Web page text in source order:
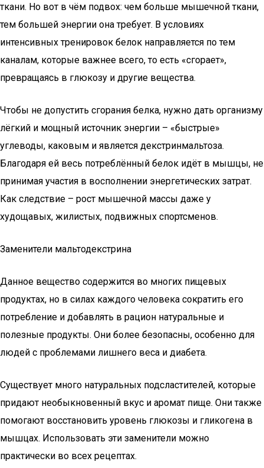
ткани. Но вот в чём подвох: чем больше мышечной ткани,
тем большей энергии она требует. В условиях
интенсивных тренировок белок направляется по тем
каналам, которые важнее всего, то есть «сгорает»,
превращаясь в глюкозу и другие вещества.
Чтобы не допустить сгорания белка, нужно дать организму
лёгкий и мощный источник энергии – «быстрые»
углеводы, каковым и является декстринмальтоза.
Благодаря ей весь потреблённый белок идёт в мышцы, не
принимая участия в восполнении энергетических затрат.
Как следствие – рост мышечной массы даже у
худощавых, жилистых, подвижных спортсменов.
Заменители мальтодекстрина
Данное вещество содержится во многих пищевых
продуктах, но в силах каждого человека сократить его
потребление и добавлять в рацион натуральные и
полезные продукты. Они более безопасны, особенно для
людей с проблемами лишнего веса и диабета.
Существует много натуральных подсластителей, которые
придают необыкновенный вкус и аромат пище. Они также
помогают восстановить уровень глюкозы и гликогена в
мышцах. Использовать эти заменители можно
практически во всех рецептах.